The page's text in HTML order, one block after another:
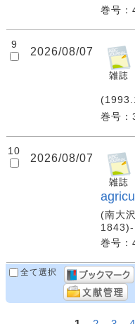
巻号
9
2026/08/07
巻号
10
2026/08/07
(南大
巻号
全て選択